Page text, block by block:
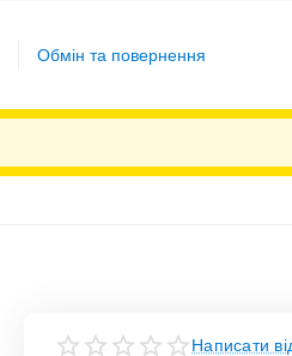
Обмін та повернення
Написати